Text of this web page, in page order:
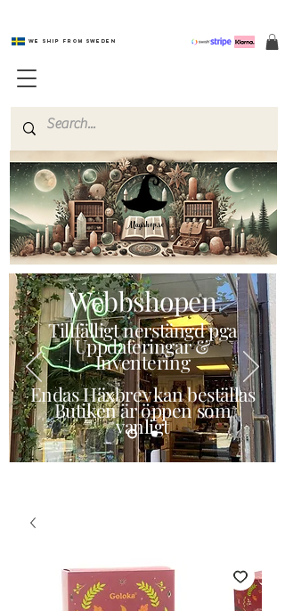
We ship from Sweden
Magishop.se
Webbshopen
Tillfälligt nerstängd pga
Uppdateringar &
Inventering
Endas Häxbrev kan beställas
Butiken är öppen som
vanligt